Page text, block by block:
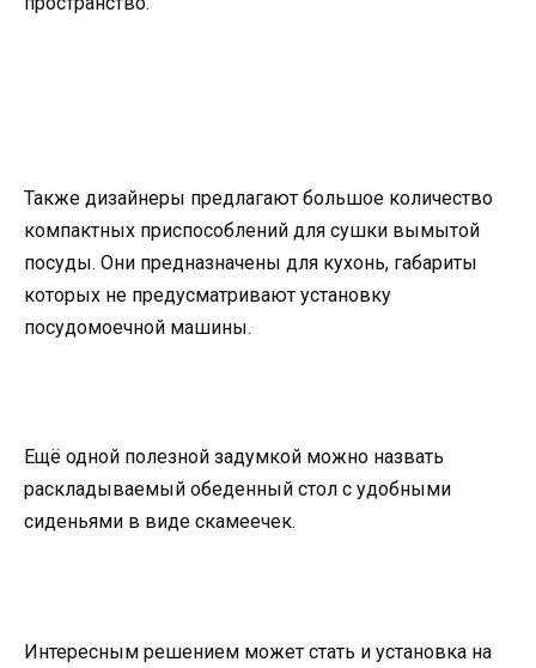
Также дизайнеры предлагают большое количество
компактных приспособлений для сушки вымытой
посуды. Они предназначены для кухонь, габариты
которых не предусматривают установку
посудомоечной машины.
Ещё одной полезной задумкой можно назвать
раскладываемый обеденный стол с удобными
сиденьями в виде скамеечек.
Интересным решением может стать и установка на